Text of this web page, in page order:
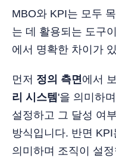
MBO와 KPI는 모두
는 데 활용되는 도구
에서 명확한 차이가
먼저 정의 측면 에서
리 시스템 '을 의미하
설정하고 그 달성 여
방식입니다. 반면 KPI
의미하며 조직이 설